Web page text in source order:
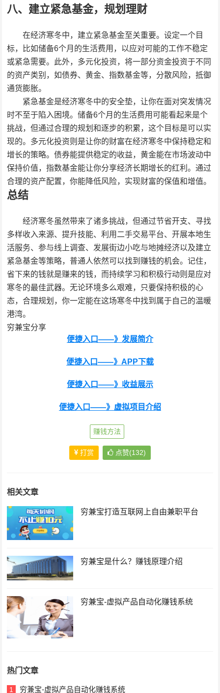
八、建立紧急基金，规划理财
在经济寒冬中，建立紧急基金至关重要。设定一个目
标，比如储备6个月的生活费用，以应对可能的工作不稳定
或紧急需要。此外，多元化投资，将一部分资金投资于不同
的资产类别，如债券、黄金、指数基金等，分散风险，抵御
通货膨胀。
紧急基金是经济寒冬中的安全垫，让你在面对突发情况
时不至于陷入困境。储备6个月的生活费用可能看起来是个
挑战，但通过合理的规划和逐步的积累，这个目标是可以实
现的。多元化投资则是让你的财富在经济寒冬中保持稳定和
增长的策略。债券能提供稳定的收益，黄金能在市场波动中
保持价值，指数基金能让你分享经济长期增长的红利。通过
合理的资产配置，你能降低风险，实现财富的保值和增值。
总结
经济寒冬虽然带来了诸多挑战，但通过节省开支、寻找
多样收入来源、提升技能、利用二手交易平台、开展本地生
活服务、参与线上调查、发展街边小吃与地摊经济以及建立
紧急基金等策略，普通人依然可以找到赚钱的机会。记住，
省下来的钱就是赚来的钱，而持续学习和积极行动则是应对
寒冬的最佳武器。无论环境多么艰难，只要保持积极的心
态，合理规划，你一定能在这场寒冬中找到属于自己的温暖
港湾。
穷兼宝分享
便捷入口——》发展简介
便捷入口——》APP下载
便捷入口——》收益展示
便捷入口——》虚拟项目介绍
赚钱方法
打赏 点赞(132)
相关文章
穷兼宝打造互联网上自由兼职平台
穷兼宝是什么？赚钱原理介绍
穷兼宝-虚拟产品自动化赚钱系统
热门文章
1 穷兼宝-虚拟产品自动化赚钱系统